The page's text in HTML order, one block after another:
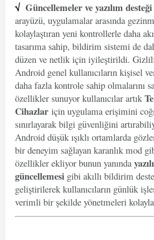
√ Güncellemeler ve yazılım desteği
arayüzü, uygulamalar arasında
kolaylaştıran yeni kontrollerle daha
tasarıma sahip, bildirim sistemi de
düzen ve netlik için iyileştirildi.
Android genel kullanıcıların kişisel
daha fazla kontrole sahip olmalarını
özellikler sunuyor kullanıcılar artık
Cihazlar için uygulama erişimini
sınırlayarak bilgi güvenliğini
Android düşük ışıklı ortamlarda
bir deneyim sağlayan karanlık mod
özellikler ekliyor bunun yanında
güncellemesi gibi akıllı bildirim
geliştirilerek kullanıcıların günlük
verimli bir şekilde yönetmeleri